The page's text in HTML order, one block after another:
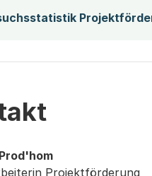
Projektförderung